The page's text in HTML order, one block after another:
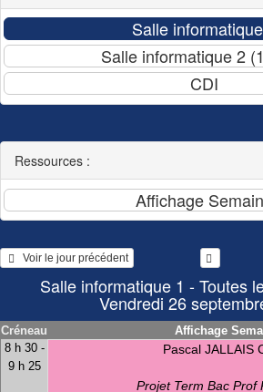
Ressources :
   Voir le jour précédent
Salle informatique 1 - Toutes
Vendredi 26
Créneau
Affichage
8 h 30 -
9 h 25
Pascal JALLAIS
Projet Term Bac Prof